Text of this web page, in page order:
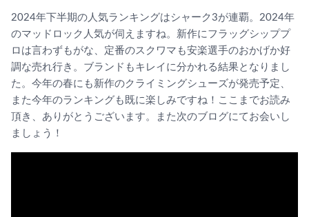
2024年下半期の人気ランキングはシャーク3が連覇。2024年
のマッドロック人気が伺えますね。新作にフラッグシッププ
ロは言わずもがな、定番のスクワマも安楽選手のおかげか好
調な売れ行き。ブランドもキレイに分かれる結果となりまし
た。今年の春にも新作のクライミングシューズが発売予定、
また今年のランキングも既に楽しみですね！ここまでお読み
頂き、ありがとうございます。また次のブログにてお会いし
ましょう！